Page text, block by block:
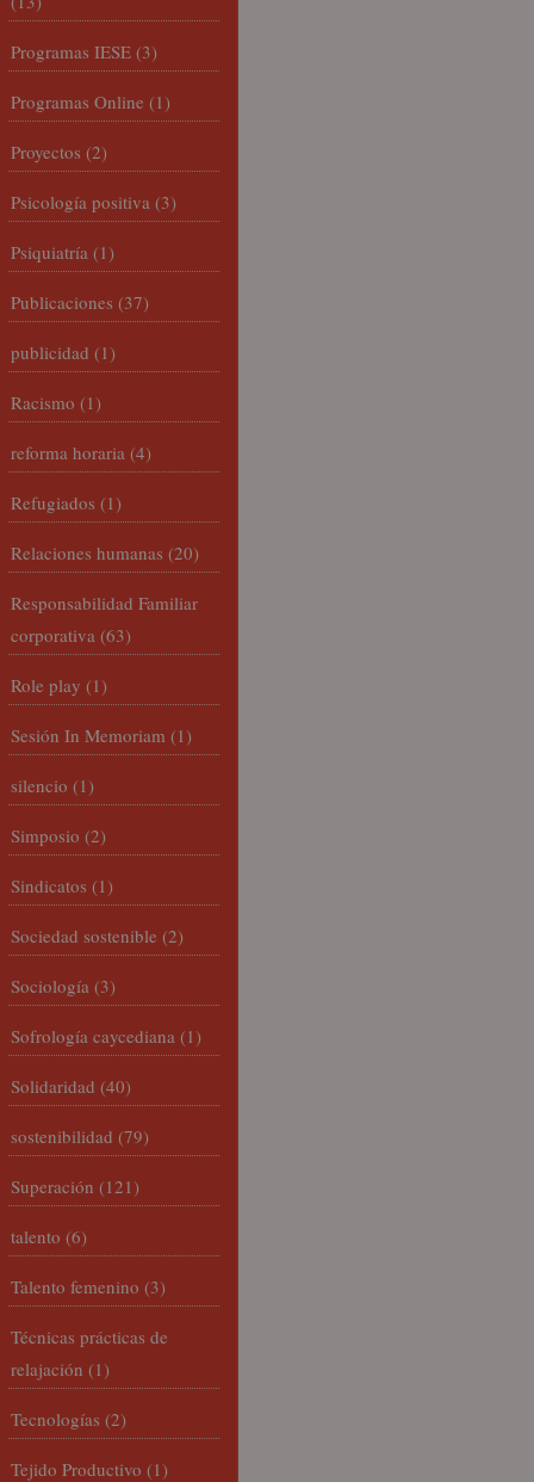
Programas IESE (3)
Programas Online (1)
Proyectos (2)
Psicología positiva (3)
Psiquiatría (1)
Publicaciones (37)
publicidad (1)
Racismo (1)
reforma horaria (4)
Refugiados (1)
Relaciones humanas (20)
Responsabilidad Familiar
corporativa (63)
Role play (1)
Sesión In Memoriam (1)
silencio (1)
Simposio (2)
Sindicatos (1)
Sociedad sostenible (2)
Sociología (3)
Sofrología caycediana (1)
Solidaridad (40)
sostenibilidad (79)
Superación (121)
talento (6)
Talento femenino (3)
Técnicas prácticas de
relajación (1)
Tecnologías (2)
Tejido Productivo (1)